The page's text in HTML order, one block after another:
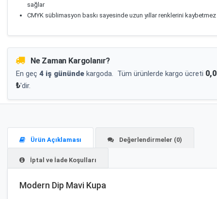
sağlar
CMYK süblimasyon baskı sayesinde uzun yıllar renklerini kaybetmez
Ne Zaman Kargolanır?
En geç 4 iş gününde kargoda. Tüm ürünlerde kargo ücreti
₺'dir.
Ürün Açıklaması Değerlendirmeler (0)
İptal ve İade Koşulları
Modern Dip Mavi Kupa